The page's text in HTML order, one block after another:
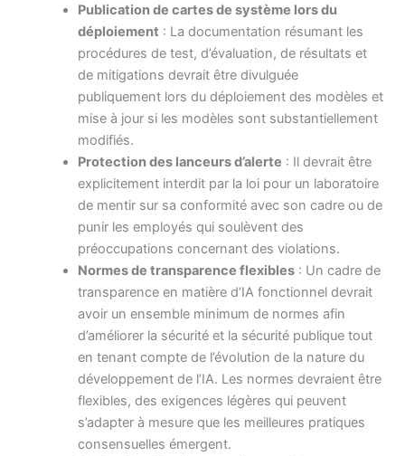
Publication de cartes de système lors du
déploiement : La documentation résumant les
procédures de test, d’évaluation, de résultats et
de mitigations devrait être divulguée
publiquement lors du déploiement des modèles et
mise à jour si les modèles sont substantiellement
modifiés.
Protection des lanceurs d’alerte : Il devrait être
explicitement interdit par la loi pour un laboratoire
de mentir sur sa conformité avec son cadre ou de
punir les employés qui soulèvent des
préoccupations concernant des violations.
Normes de transparence flexibles : Un cadre de
transparence en matière d’IA fonctionnel devrait
avoir un ensemble minimum de normes afin
d’améliorer la sécurité et la sécurité publique tout
en tenant compte de l’évolution de la nature du
développement de l’IA. Les normes devraient être
flexibles, des exigences légères qui peuvent
s’adapter à mesure que les meilleures pratiques
consensuelles émergent.